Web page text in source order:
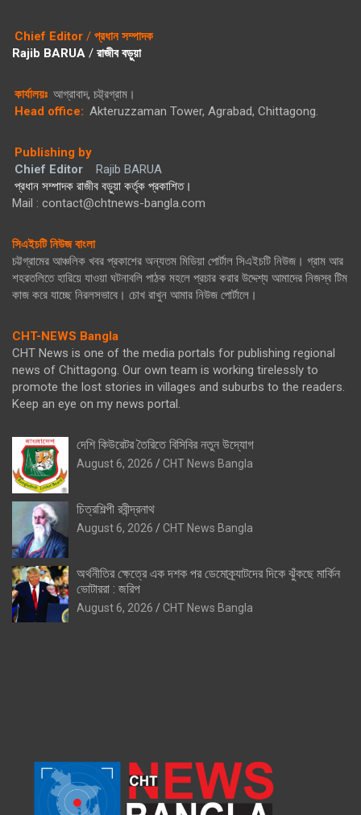
Chief Editor / প্রধান সম্পাদক
Rajib BARUA / রাজীব বড়ুয়া
কার্যালয়ঃ আগ্রাবাদ, চট্ট্রগ্রাম।
Head office: Akteruzzaman Tower, Agrabad, Chittagong.
Publishing by
Chief Editor
Rajib BARUA
প্রধান সম্পাদক রাজীব বড়ুয়া কর্তৃক প্রকাশিত।
Mail : contact@chtnews-bangla.com
সিএইচটি নিউজ বাংলা
চট্টগ্রামের আঞ্চলিক খবর প্রকাশের অন্যতম মিডিয়া পোর্টাল সিএইচটি নিউজ। গ্রাম আর
শহরতলিতে হারিয়ে যাওয়া ঘটনাবলি পাঠক মহলে প্রচার করার উদ্দেশ্য আমাদের নিজস্ব টিম
কাজ করে যাচ্ছে নিরলসভাবে। চোখ রাখুন আমার নিউজ পোর্টালে।
CHT-NEWS Bangla
CHT News is one of the media portals for publishing regional
news of Chittagong. Our own team is working tirelessly to
promote the lost stories in villages and suburbs to the readers.
Keep an eye on my news portal.
দেশি কিউরেটর তৈরিতে বিসিবির নতুন উদ্যোগ
August 6, 2026 CHT News Bangla
চিত্রশিল্পী রবীন্দ্রনাথ
August 6, 2026 CHT News Bangla
অর্থনীতির ক্ষেত্রে এক দশক পর ডেমোক্র্যাটদের দিকে ঝুঁকছে মার্কিন
ভোটাররা : জরিপ
August 6, 2026 CHT News Bangla